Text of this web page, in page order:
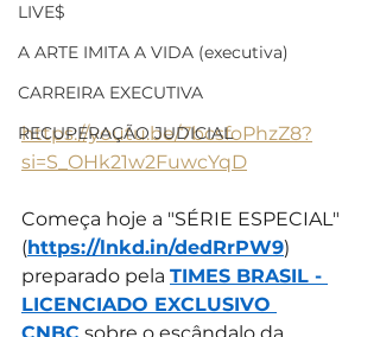
LIVE$
A ARTE IMITA A VIDA (executiva)
CARREIRA EXECUTIVA
RECUPERAÇÃO JUDICIAL
https://youtu.be/7bcsfoPhzZ8?
si=S_OHk21w2FuwcYqD
Começa hoje a "SÉRIE ESPECIAL"
(https://lnkd.in/dedRrPW9)
preparado pela TIMES BRASIL -
LICENCIADO EXCLUSIVO